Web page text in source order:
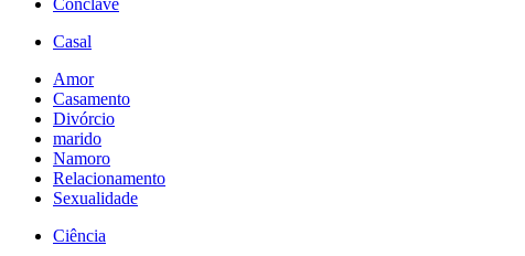
Conclave
Casal
Amor
Casamento
Divórcio
marido
Namoro
Relacionamento
Sexualidade
Ciência